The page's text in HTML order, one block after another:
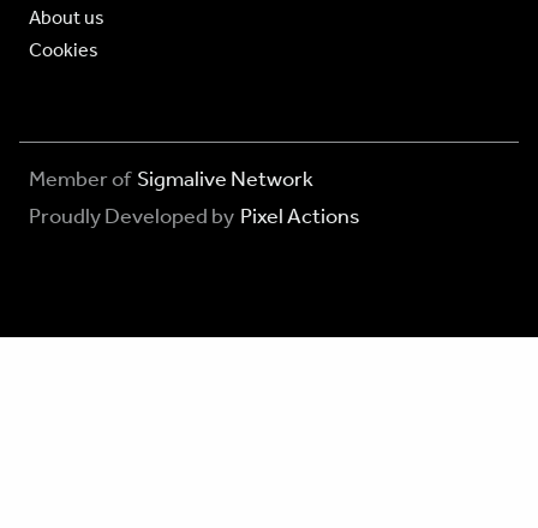
About us
Cookies
Member of Sigmalive Network
Proudly Developed by Pixel Actions